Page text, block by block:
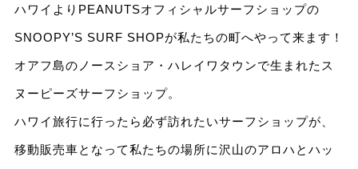
ハワイよりPEANUTSオフィシャルサーフショップの
SNOOPY’S SURF SHOPが私たちの町へやって来ます！
オアフ島のノースショア・ハレイワタウンで生まれたス
ヌーピーズサーフショップ。
ハワイ旅行に行ったら必ず訪れたいサーフショップが、
移動販売車となって私たちの場所に沢山のアロハとハッ